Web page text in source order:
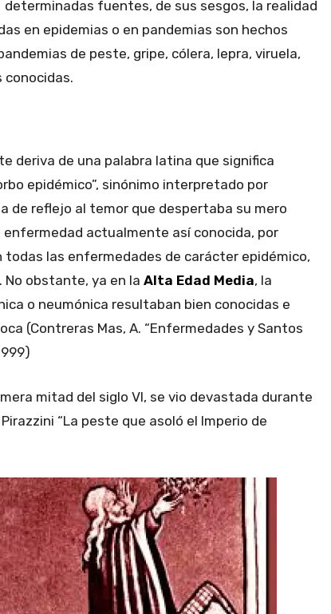
fuentes, de sus sesgos, la realidad
en epidemias o en pandemias son hechos
de peste, gripe, cólera, lepra, viruela,
conocidas.
deriva de una palabra latina que significa
epidémico”, sinónimo interpretado por
de reflejo al temor que despertaba su mero
enfermedad actualmente así conocida, por
las enfermedades de carácter epidémico,
obstante, ya en la Alta Edad Media, la
o neumónica resultaban bien conocidas e
(Contreras Mas, A. “Enfermedades y Santos
mitad del siglo VI, se vio devastada durante
“La peste que asoló el Imperio de